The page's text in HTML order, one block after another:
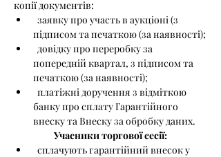
копії документів:
підписом та печаткою (за наявності);
попередній квартал, з підписом та
печаткою (за наявності);
банку про сплату Гарантійного
внеску та Внеску за обробку даних.
Учасники торгової сесії: